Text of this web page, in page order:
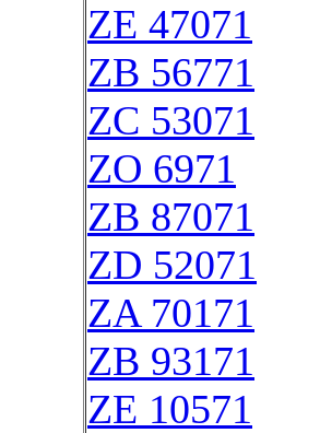
ZE 47071
ZB 56771
ZC 53071
ZO 6971
ZB 87071
ZD 52071
ZA 70171
ZB 93171
ZE 10571